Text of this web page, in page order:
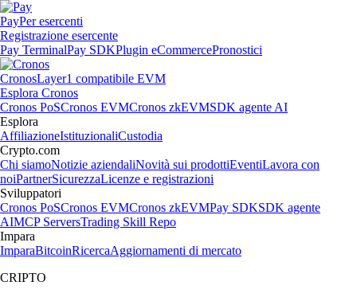
PayPer esercenti
Registrazione esercente
Pay TerminalPay SDKPlugin eCommercePronostici
CronosLayer1 compatibile EVM
Esplora Cronos
Cronos PoSCronos EVMCronos zkEVMSDK agente AI
Esplora
AffiliazioneIstituzionaliCustodia
Crypto.com
Chi siamoNotizie aziendaliNovità sui prodottiEventiLavora con
noiPartnerSicurezzaLicenze e registrazioni
Sviluppatori
Cronos PoSCronos EVMCronos zkEVMPay SDKSDK agente
AIMCP ServersTrading Skill Repo
Impara
ImparaBitcoinRicercaAggiornamenti di mercato
CRIPTO